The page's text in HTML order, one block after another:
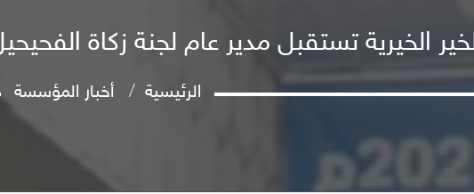
الخيرية تستقبل مدير عام لجنة زكاة
الرئيسية أخبار المؤسسة